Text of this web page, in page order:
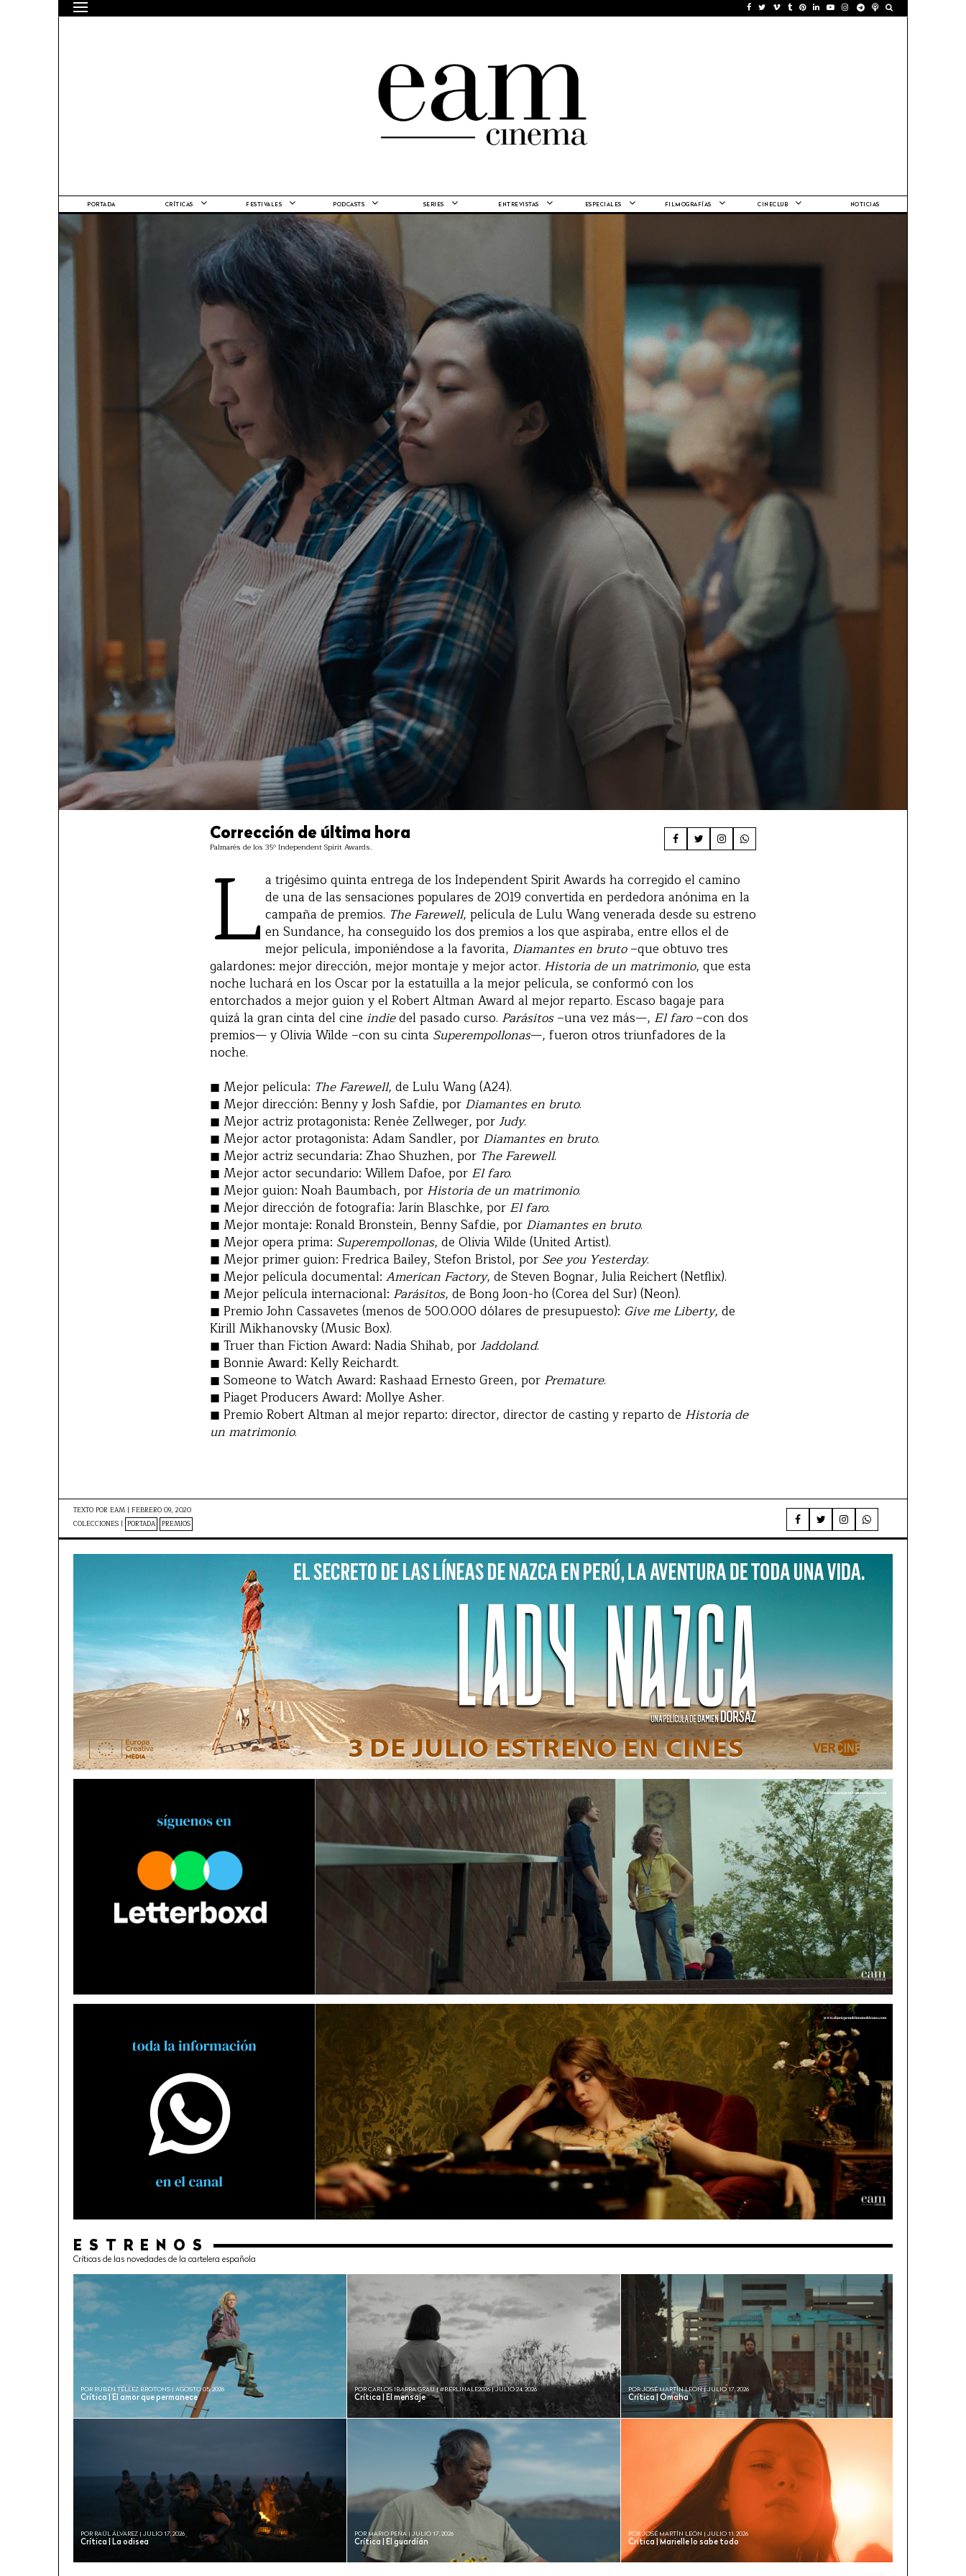
PORTADA CRÍTICAS FESTIVALES PODCASTS SERIES ENTREVISTAS ESPECIALES FILMOGRAFÍAS CINECLUB NOTICIAS
Corrección de última hora
Palmarés de los 35º Independent Spirit Awards.
L a trigésimo quinta entrega de los Independent Spirit Awards ha corregido el camino
de una de las sensaciones populares de 2019 convertida en perdedora anónima en la
campaña de premios. The Farewell, película de Lulu Wang venerada desde su estreno
en Sundance, ha conseguido los dos premios a los que aspiraba, entre ellos el de
mejor película, imponiéndose a la favorita, Diamantes en bruto–que obtuvo tres
galardones: mejor dirección, mejor montaje y mejor actor. Historia de un matrimonio, que esta
noche luchará en los Oscar por la estatuilla a la mejor película, se conformó con los
entorchados a mejor guion y el Robert Altman Award al mejor reparto. Escaso bagaje para
quizá la gran cinta del cine indiedel pasado curso. Parásitos–una vez más—, El faro–con dos
premios— y Olivia Wilde –con su cinta Superempollonas—, fueron otros triunfadores de la
noche.
◼ Mejor película: The Farewell, de Lulu Wang (A24).
◼ Mejor dirección: Benny y Josh Safdie, por Diamantes en bruto.
◼ Mejor actriz protagonista: Renée Zellweger, porJudy.
◼ Mejor actor protagonista: Adam Sandler, por Diamantes en bruto.
◼ Mejor actriz secundaria: Zhao Shuzhen, por The Farewell.
◼ Mejor actor secundario: Willem Dafoe, por El faro.
◼ Mejor guion: Noah Baumbach, por Historia de un matrimonio.
◼ Mejor dirección de fotografía: Jarin Blaschke, por El faro.
◼ Mejor montaje: Ronald Bronstein, Benny Safdie, por Diamantes en bruto.
◼ Mejor opera prima: Superempollonas, de Olivia Wilde (United Artist).
◼ Mejor primer guion: Fredrica Bailey, Stefon Bristol, por See you Yesterday.
◼ Mejor película documental: American Factory, de Steven Bognar, Julia Reichert (Netflix).
◼ Mejor película internacional: Parásitos, de Bong Joon-ho (Corea del Sur) (Neon).
◼ Premio John Cassavetes (menos de 500.000 dólares de presupuesto): Give me Liberty, de
Kirill Mikhanovsky (Music Box).
◼ Truer than Fiction Award: Nadia Shihab, porJaddoland.
◼ Bonnie Award: Kelly Reichardt.
◼ Someone to Watch Award: Rashaad Ernesto Green, por Premature.
◼ Piaget Producers Award: Mollye Asher.
◼ Premio Robert Altman al mejor reparto: director, director de casting y reparto de Historia de
un matrimonio.
TEXTO POR EAM | FEBRERO 09, 2020
COLECCIONES | PORTADA PREMIOS
ESTRENOS
Críticas de las novedades de la cartelera española
Crítica | El amor que permanece
POR RUBÉN TÉLLEZ BROTONS | AGOSTO 05, 2026
Crítica | El mensaje
POR CARLOS IBARRA GRAU | #BERLINALE2026 | JULIO 24, 2026
Crítica | Omaha
POR JOSÉ MARTÍN LEÓN | JULIO 17, 2026
Crítica | La odisea
POR RAÚL ÁLVAREZ | JULIO 17, 2026
Crítica | El guardíán
POR MARIO PEÑA | JULIO 17, 2026
Crítica | Marielle lo sabe todo
POR JOSÉ MARTÍN LEÓN | JULIO 11, 2026